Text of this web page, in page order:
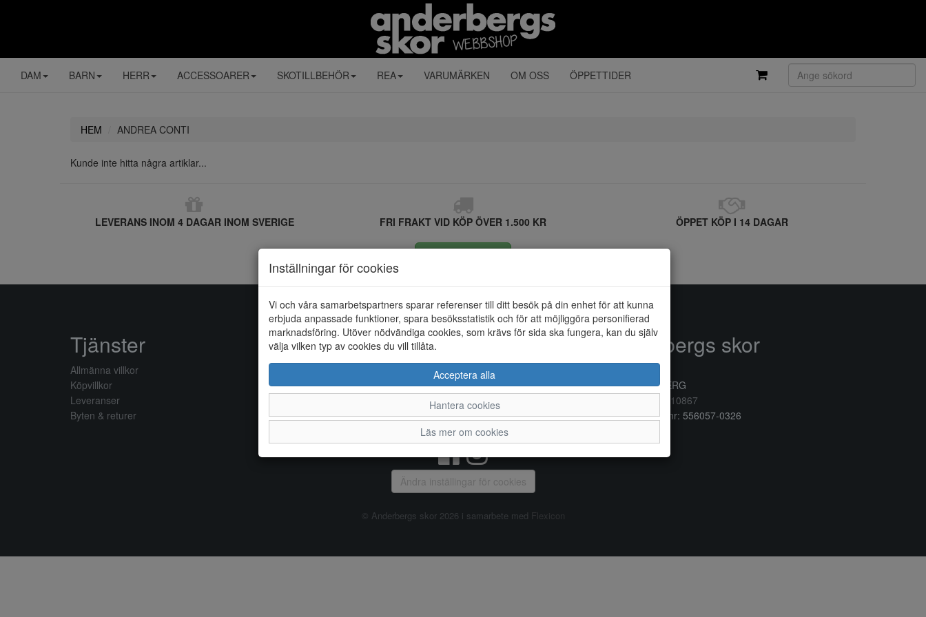
DAM BARN HERR ACCESSOARER SKOTILLBEHÖR REA VARUMÄRKEN OM OSS ÖPPETTIDER
HEM ANDREA CONTI
Kunde inte hitta några artiklar...
LEVERANS INOM 4 DAGAR INOM SVERIGE FRI FRAKT VID KÖP ÖVER 1.500 KR ÖPPET KÖP I 14 DAGAR
Inställningar för cookies
Vi och våra samarbetspartners sparar referenser till ditt besök på din enhet för att kunna
erbjuda anpassade funktioner, spara besöksstatistik och för att möjliggöra personifierad
marknadsföring. Utöver nödvändiga cookies, som krävs för sida ska fungera, kan du själv
välja vilken typ av cookies du vill tillåta.
Acceptera alla
Hantera cookies
Läs mer om cookies
Tjänster
Allmänna villkor
Köpvillkor
Leveranser
Byten & returer
Allmänt
Om oss
Öppettider
Anderbergs skor
432 41 VARBERG
0340/10867
Organisationsnr: 556057-0326
Ändra inställingar för cookies
© Anderbergs skor 2026 i samarbete med Flexicon